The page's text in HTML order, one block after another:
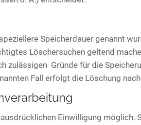
Speicherdauer genannt
Löschersuchen geltend
zulässigen Gründe für die
Fall erfolgt die Löschung
Einwilligung